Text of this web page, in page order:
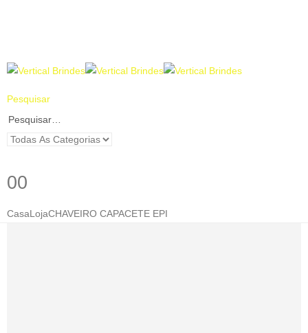
Pesquisar
00
CasaLojaCHAVEIRO CAPACETE EPI